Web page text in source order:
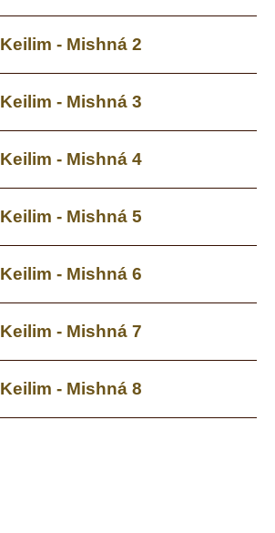
Keilim - Mishná 2
Keilim - Mishná 3
Keilim - Mishná 4
Keilim - Mishná 5
Keilim - Mishná 6
Keilim - Mishná 7
Keilim - Mishná 8